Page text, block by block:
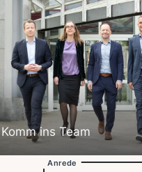
Komm ins Team
Anrede